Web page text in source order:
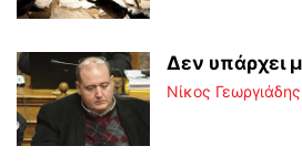
Δεν υπάρχει
Νίκος Γεωργιάδης